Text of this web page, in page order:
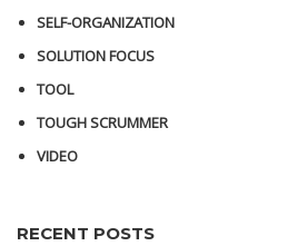
SELF-ORGANIZATION
SOLUTION FOCUS
TOOL
TOUGH SCRUMMER
VIDEO
RECENT POSTS